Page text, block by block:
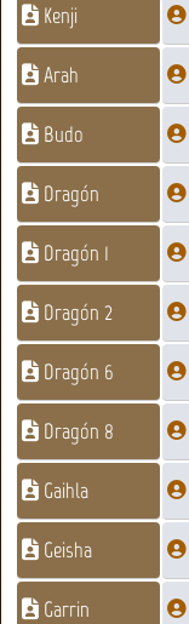
Kenji
Arah
Budo
Dragón
Dragón 1
Dragón 2
Dragón 6
Dragón 8
Gaihla
Geisha
Garrin